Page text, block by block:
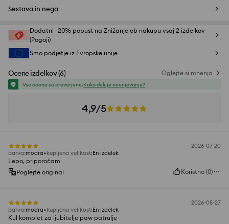
Sestava in nega
Dodatni -20% popust na Znižanje ob nakupu vsaj 2 izdelkov
(Pogoji)
Smo podjetje iz Evropske unije
Ocene izdelkov(6) Oglejte si mnenja
Vse ocene so preverjene.Kako deluje ocenjevanje?
4,9/5
2026-07-20
barva:modra kupljena velikost:En izdelek
Lepo, priporočam
Poglejte original
Koristno (0)
2026-05-27
barva:modra kupljena velikost:En izdelek
Kul komplet za ljubitelje paw patrulje